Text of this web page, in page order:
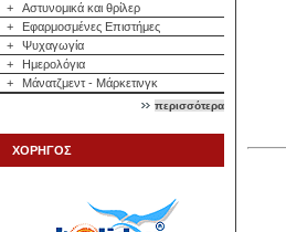
+
Αστυνομικά και θρίλερ
+
Εφαρμοσμένες Επιστήμες
+
Ψυχαγωγία
+
Ημερολόγια
+
Μάνατζμεντ - Μάρκετινγκ
περισσότερα
ΧΟΡΗΓΟΣ